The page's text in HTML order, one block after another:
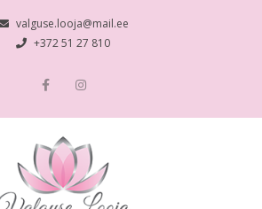
valguse.looja@mail.ee
+372 51 27 810